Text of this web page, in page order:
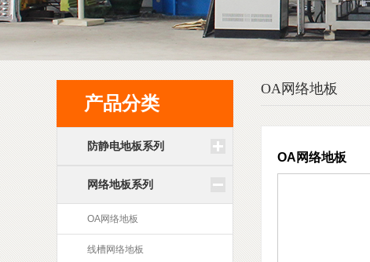
OA网络地板
OA网络地板
产品分类
防静电地板系列
网络地板系列
OA网络地板
线槽网络地板